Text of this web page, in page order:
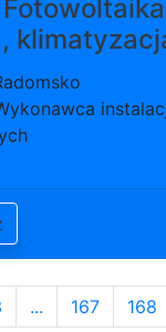
... 167 168